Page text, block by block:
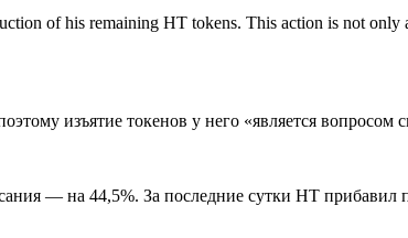
of his remaining HT tokens. This action is not only
изъятие токенов у него «является вопросом
— на 44,5%. За последние сутки HT